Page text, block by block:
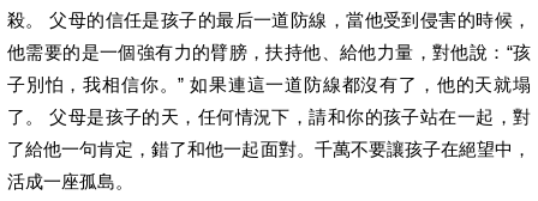
殺。 父母的信任是孩子的最后一道防線，當他受到侵害的時候，
他需要的是一個強有力的臂膀，扶持他、給他力量，對他說：“孩
子別怕，我相信你。” 如果連這一道防線都沒有了，他的天就塌
了。 父母是孩子的天，任何情況下，請和你的孩子站在一起，對
了給他一句肯定，錯了和他一起面對。千萬不要讓孩子在絕望中，
活成一座孤島。